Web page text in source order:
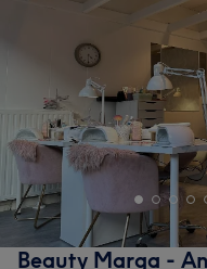
Beauty Marga -